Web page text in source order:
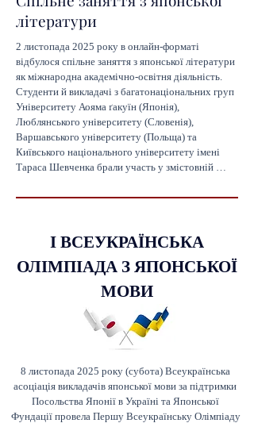
літератури
2 листопада 2025 року в онлайн-форматі
відбулося спільне заняття з японської літератури
як міжнародна академічно-освітня діяльність.
Студенти й викладачі з багатонаціональних груп
Університету Аояма ґакуїн (Японія),
Люблянського університету (Словенія),
Варшавського університету (Польща) та
Київського національного університету імені
Тараса Шевченка брали участь у змістовній
твори.
поезії та короткій прозі.
Під час другого заняття учасники обговорювали
народні пісні й дитячі пісні на тему «зима» в
різних країнах, а також розширили знання щодо
2025年11月22日オンラインで国際学術教育活動
として日本文学に関する協働授業が行われまし
た。日本の青山学院大学、スロベニアのリュブ
てタラス・シェフチェンコ記念キーウ国立大学
の多国籍の学生と教師たちが日本語だけを使っ
て文学作品について有意義なディスカッション
І ВСЕУКРАЇНСЬКА
ОЛІМПІАДА З ЯПОНСЬКОЇ
МОВИ
8 листопада 2025 року (субота) Всеукраїнська
асоціація викладачів японської мови за підтримки
Посольства Японії в Україні та Японської
Фундації провела Першу Всеукраїнську Олімпіаду